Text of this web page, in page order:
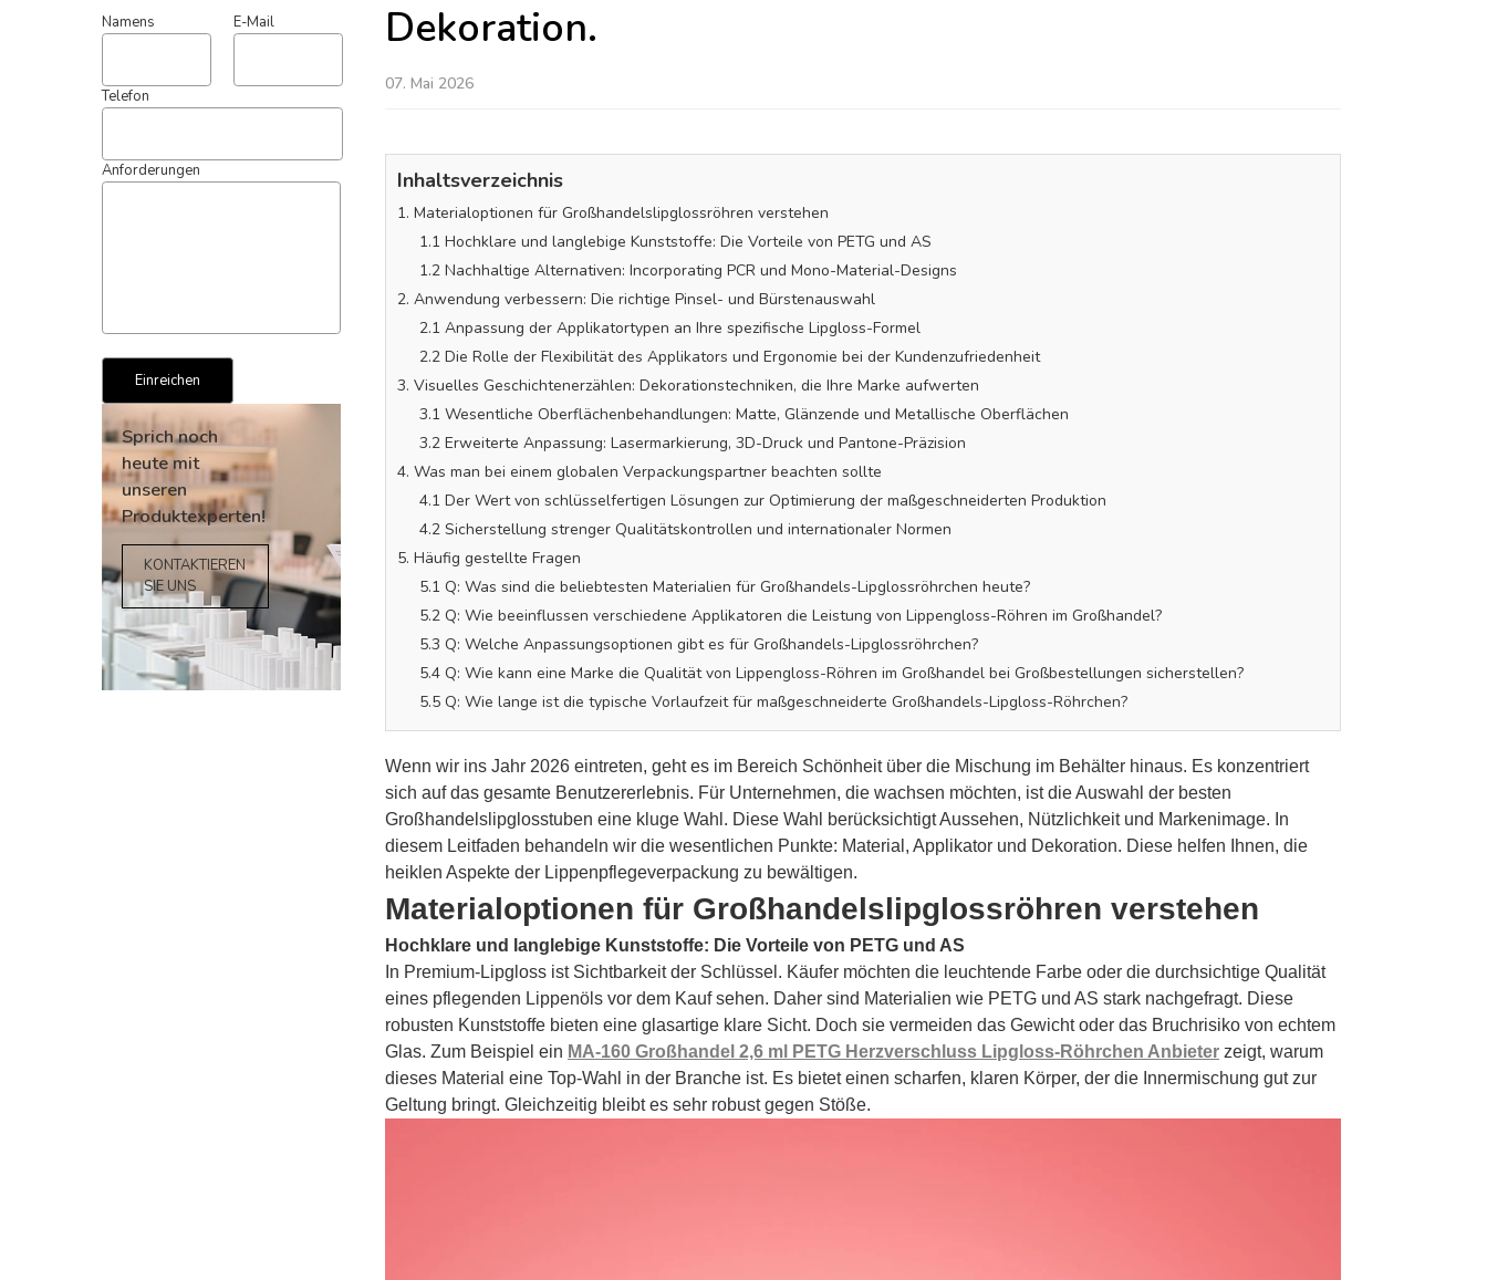
Dekoration.
07. Mai 2026
Inhaltsverzeichnis
1. Materialoptionen für Großhandelslipglossröhren verstehen
1.1 Hochklare und langlebige Kunststoffe: Die Vorteile von PETG und AS
1.2 Nachhaltige Alternativen: Incorporating PCR und Mono-Material-Designs
2. Anwendung verbessern: Die richtige Pinsel- und Bürstenauswahl
2.1 Anpassung der Applikatortypen an Ihre spezifische Lipgloss-Formel
2.2 Die Rolle der Flexibilität des Applikators und Ergonomie bei der Kundenzufriedenheit
3. Visuelles Geschichtenerzählen: Dekorationstechniken, die Ihre Marke aufwerten
3.1 Wesentliche Oberflächenbehandlungen: Matte, Glänzende und Metallische Oberflächen
3.2 Erweiterte Anpassung: Lasermarkierung, 3D-Druck und Pantone-Präzision
4. Was man bei einem globalen Verpackungspartner beachten sollte
4.1 Der Wert von schlüsselfertigen Lösungen zur Optimierung der maßgeschneiderten Produktion
4.2 Sicherstellung strenger Qualitätskontrollen und internationaler Normen
5. Häufig gestellte Fragen
5.1 Q: Was sind die beliebtesten Materialien für Großhandels-Lipglossröhrchen heute?
5.2 Q: Wie beeinflussen verschiedene Applikatoren die Leistung von Lippengloss-Röhren im Großhandel?
5.3 Q: Welche Anpassungsoptionen gibt es für Großhandels-Lipglossröhrchen?
5.4 Q: Wie kann eine Marke die Qualität von Lippengloss-Röhren im Großhandel bei Großbestellungen sicherstellen?
5.5 Q: Wie lange ist die typische Vorlaufzeit für maßgeschneiderte Großhandels-Lipgloss-Röhrchen?
Wenn wir ins Jahr 2026 eintreten, geht es im Bereich Schönheit über die Mischung im Behälter hinaus. Es konzentriert
sich auf das gesamte Benutzererlebnis. Für Unternehmen, die wachsen möchten, ist die Auswahl der besten
Großhandelslipglosstuben eine kluge Wahl. Diese Wahl berücksichtigt Aussehen, Nützlichkeit und Markenimage. In
diesem Leitfaden behandeln wir die wesentlichen Punkte: Material, Applikator und Dekoration. Diese helfen Ihnen, die
heiklen Aspekte der Lippenpflegeverpackung zu bewältigen.
Materialoptionen für Großhandelslipglossröhren verstehen
Hochklare und langlebige Kunststoffe: Die Vorteile von PETG und AS
In Premium-Lipgloss ist Sichtbarkeit der Schlüssel. Käufer möchten die leuchtende Farbe oder die durchsichtige Qualität
eines pflegenden Lippenöls vor dem Kauf sehen. Daher sind Materialien wie PETG und AS stark nachgefragt. Diese
robusten Kunststoffe bieten eine glasartige klare Sicht. Doch sie vermeiden das Gewicht oder das Bruchrisiko von echtem
Glas. Zum Beispiel ein MA-160 Großhandel 2,6 ml PETG Herzverschluss Lipgloss-Röhrchen Anbieter zeigt, warum
dieses Material eine Top-Wahl in der Branche ist. Es bietet einen scharfen, klaren Körper, der die Innermischung gut zur
Geltung bringt. Gleichzeitig bleibt es sehr robust gegen Stöße.
Namens E-Mail
Telefon
Sprich noch
heute mit
unseren
Produktexperten!
KONTAKTIEREN